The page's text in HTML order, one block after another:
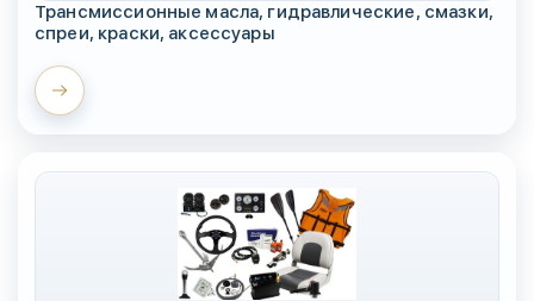
Трансмиссионные масла, гидравлические, смазки,
спреи, краски, аксессуары